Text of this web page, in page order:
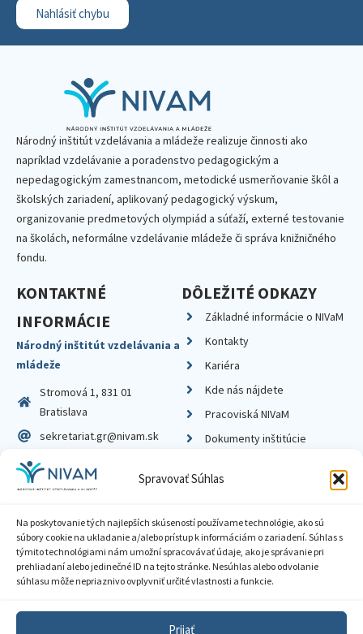
Spravovať Súhlas
Na poskytovanie tých najlepších skúseností používame technológie, ako sú
súbory cookie na ukladanie a/alebo prístup k informáciám o zariadení. Súhlas s
týmito technológiami nám umožní spracovávať údaje, ako je správanie pri
prehliadaní alebo jedinečné ID na tejto stránke. Nesúhlas alebo odvolanie
súhlasu môže nepriaznivo ovplyvniť určité vlastnosti a funkcie.
Prijať
Nahlásiť chybu
Národný inštitút vzdelávania a mládeže realizuje činnosti ako
napríklad vzdelávanie a poradenstvo pedagogickým a
nepedagogickým zamestnancom, metodické usmerňovanie škôl a
školských zariadení, aplikovaný pedagogický výskum,
organizovanie predmetových olympiád a súťaží, externé testovanie
na školách, neformálne vzdelávanie mládeže či správa knižničného
fondu.
KONTAKTNÉ
INFORMÁCIE
Národný inštitút vzdelávania a
mládeže
Stromová 1, 831 01
Bratislava
sekretariat.gr@nivam.sk
IČO: 00164348
DIČ: 2020798714
DÔLEŽITÉ ODKAZY
Základné informácie o NIVaM
Kontakty
Kariéra
Kde nás nájdete
Pracoviská NIVaM
Dokumenty inštitúcie
Zásady ochrany súkromia